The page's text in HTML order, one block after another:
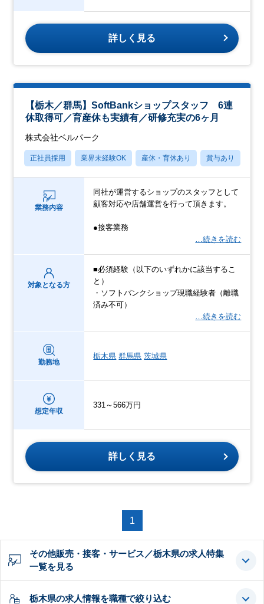
詳しく見る
【栃木／群馬】SoftBankショップスタッフ 6連
休取得可／育産休も実績有／研修充実の6ヶ月
株式会社ベルパーク
正社員採用 業界未経験OK 産休・育休あり 賞与あり
業務内容
同社が運営するショップのスタッフとして
顧客対応や店舗運営を行って頂きます。
●接客業務
…続きを読む
対象となる方
■必須経験（以下のいずれかに該当するこ
と）
・ソフトバンクショップ現職経験者（離職
済み不可）
…続きを読む
勤務地
栃木県 群馬県 茨城県
想定年収
331～566万円
詳しく見る
1
その他販売・接客・サービス／栃木県の求人特集
一覧を見る
栃木県の求人情報を職種で絞り込む